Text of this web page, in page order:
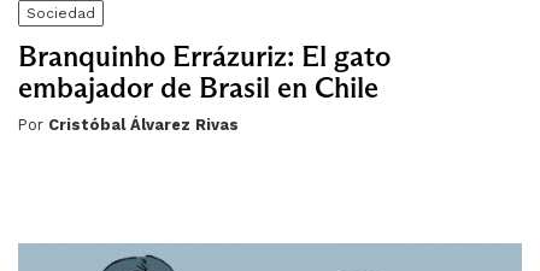
Sociedad
Branquinho Errázuriz: El gato
embajador de Brasil en Chile
Por Cristóbal Álvarez Rivas